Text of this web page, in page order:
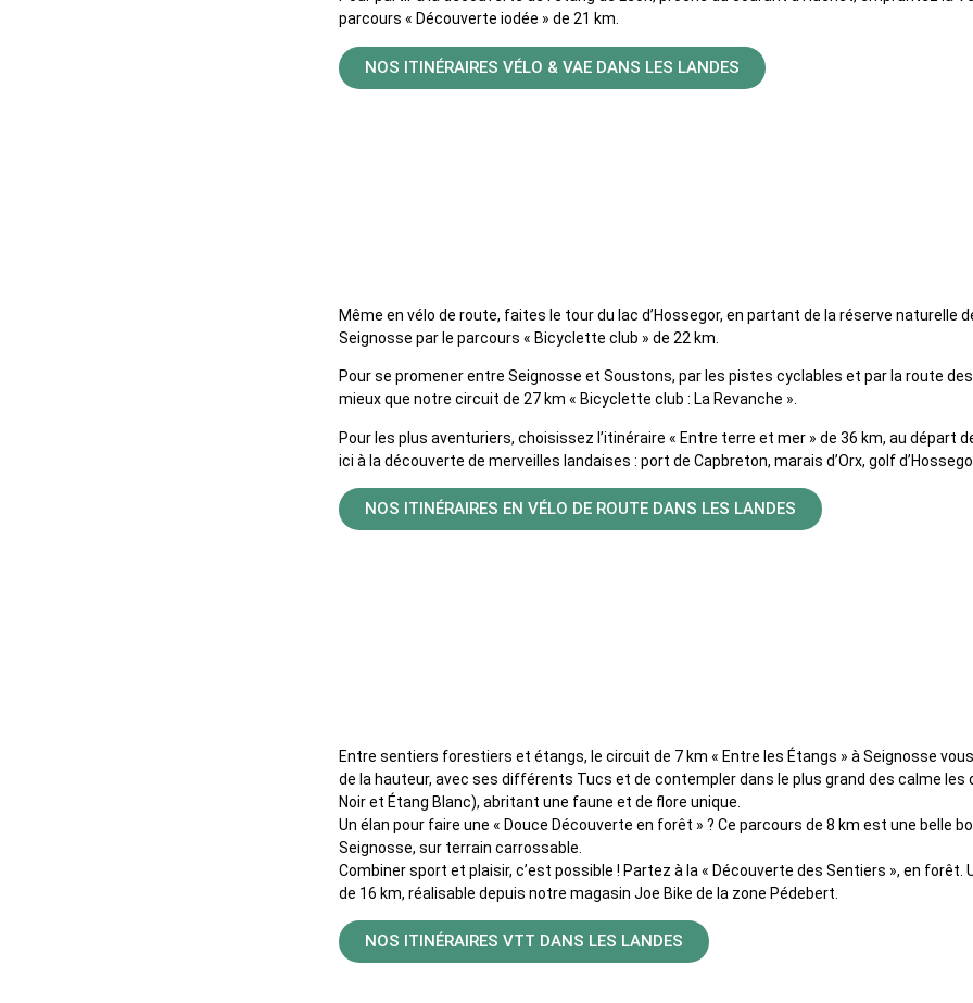
parcours « Découverte iodée » de 21 km.
NOS ITINÉRAIRES VÉLO & VAE DANS LES LANDES
Même en vélo de route, faites le tour du lac d’Hossegor, en partant de la réserve naturelle
Seignosse par le parcours « Bicyclette club » de 22 km.
Pour se promener entre Seignosse et Soustons, par les pistes cyclables et par la route
mieux que notre circuit de 27 km « Bicyclette club : La Revanche ».
Pour les plus aventuriers, choisissez l’itinéraire « Entre terre et mer » de 36 km, au départ
ici à la découverte de merveilles landaises : port de Capbreton, marais d’Orx, golf
NOS ITINÉRAIRES EN VÉLO DE ROUTE DANS LES LANDES
Entre sentiers forestiers et étangs, le circuit de 7 km « Entre les Étangs » à Seignosse
de la hauteur, avec ses différents Tucs et de contempler dans le plus grand des calme les
Noir et Étang Blanc), abritant une faune et de flore unique.
Un élan pour faire une « Douce Découverte en forêt » ? Ce parcours de 8 km est une belle
Seignosse, sur terrain carrossable.
Combiner sport et plaisir, c’est possible ! Partez à la « Découverte des Sentiers », en forêt.
de 16 km, réalisable depuis notre magasin Joe Bike de la zone Pédebert.
NOS ITINÉRAIRES VTT DANS LES LANDES